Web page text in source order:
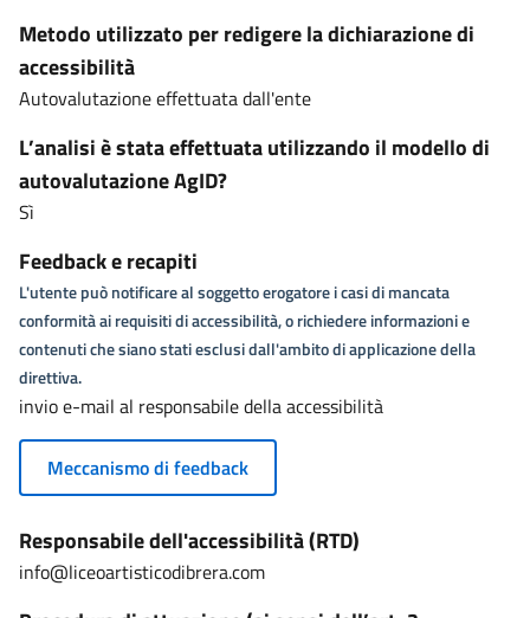
Metodo utilizzato per redigere la dichiarazione di
accessibilità
Autovalutazione effettuata dall'ente
L’analisi è stata effettuata utilizzando il modello di
autovalutazione AgID?
Sì
Feedback e recapiti
L'utente può notificare al soggetto erogatore i casi di mancata
conformità ai requisiti di accessibilità, o richiedere informazioni e
contenuti che siano stati esclusi dall'ambito di applicazione della
direttiva.
invio e-mail al responsabile della accessibilità
Meccanismo di feedback
Responsabile dell'accessibilità (RTD)
info@liceoartisticodibrera.com